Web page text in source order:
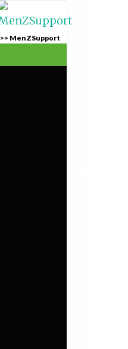
>> MenZSupport